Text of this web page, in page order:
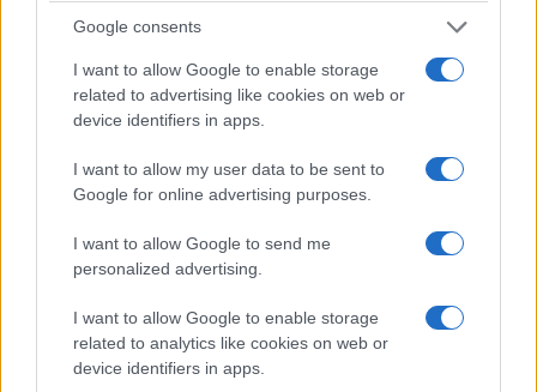
Google consents
I want to allow Google to enable storage
related to advertising like cookies on web or
device identifiers in apps.
I want to allow my user data to be sent to
Google for online advertising purposes.
I want to allow Google to send me
personalized advertising.
I want to allow Google to enable storage
related to analytics like cookies on web or
device identifiers in apps.
delle prime pubblicazioni di Topolino. Mentre,
quasi all’unisono in diretta televisiva con l’ex
comandante del Ris, un analogo concetto, con un
punta di veleno, l’ha espresso Marzio Capra,
antico sottoposto, in collegamento con Zona
Quest’ultimo,sul tema molto controverso della
famosa impronta 33, che potrebbe costituire un
grosso problema per la difesa di Sempio, è
arrivato a dire che gli uomini del Ris che la
esaminarono nella prima indagine, dato che li ha